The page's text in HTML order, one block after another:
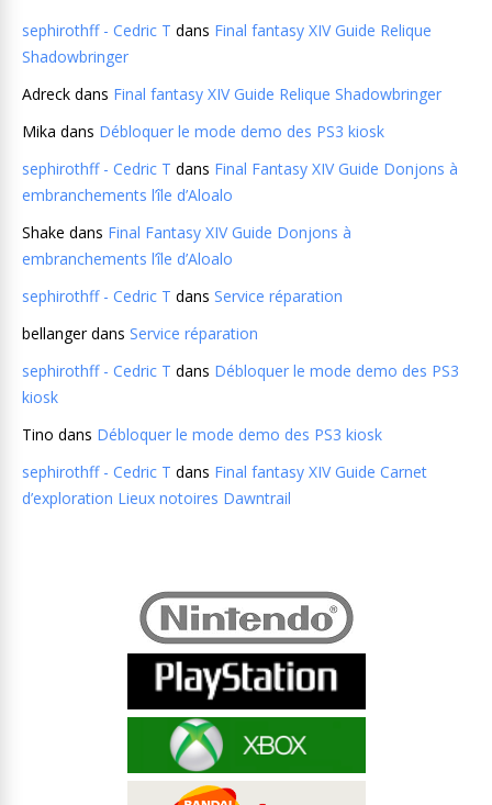
sephirothff - Cedric T dans Final fantasy XIV Guide Relique
Shadowbringer
Adreck dans Final fantasy XIV Guide Relique Shadowbringer
Mika dans Débloquer le mode demo des PS3 kiosk
sephirothff - Cedric T dans Final Fantasy XIV Guide Donjons à
embranchements l’île d’Aloalo
Shake dans Final Fantasy XIV Guide Donjons à
embranchements l’île d’Aloalo
sephirothff - Cedric T dans Service réparation
bellangerdans Service réparation
sephirothff - Cedric T dans Débloquer le mode demo des PS3
kiosk
Tino dans Débloquer le mode demo des PS3 kiosk
sephirothff - Cedric T dans Final fantasy XIV Guide Carnet
d’exploration Lieux notoires Dawntrail